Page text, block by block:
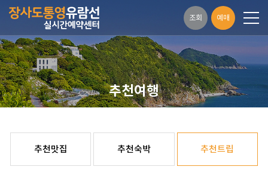
조회 예매
추천여행
추천맛집 추천숙박 추천트립